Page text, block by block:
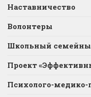
Наставничество
Волонтеры
Школьный
Проект
Психолого-медико-